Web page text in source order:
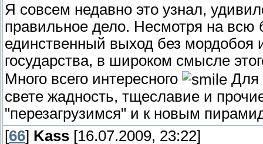
Я совсем недавно это узнал,
правильное дело. Несмотря на всю
единственный выход без мордобоя
государства, в широком смысле
Много всего интересного
Для
свете жадность, тщеславие и
"перезагрузимся" и к новым
[66] Kass [16.07.2009, 23:22]